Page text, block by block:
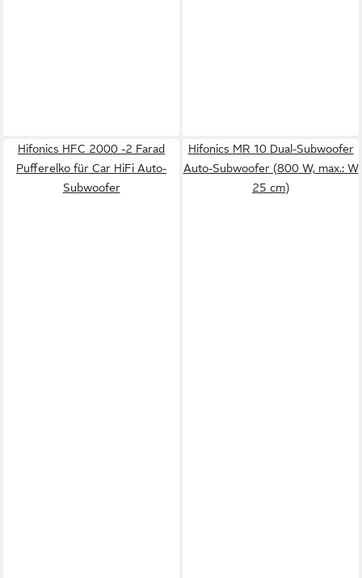
Hifonics HFC 2000 -2 Farad
Pufferelko für Car HiFi Auto-
Subwoofer
Hifonics MR 10 Dual-Subwoofer
Auto-Subwoofer (800 W, max.: W
25 cm)